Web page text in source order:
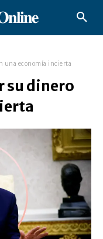
una economía incierta
su dinero